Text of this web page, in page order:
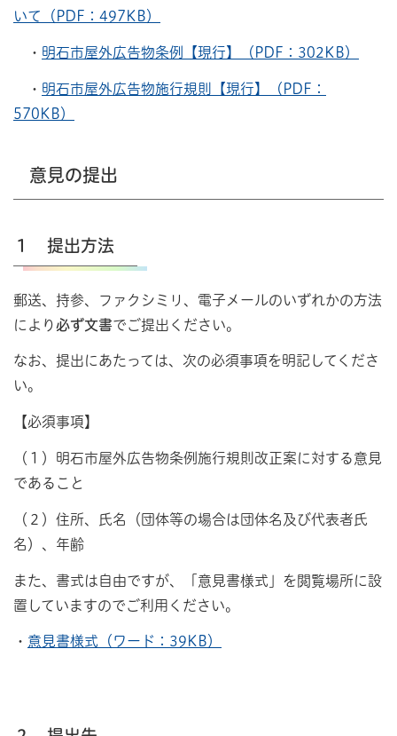
いて（PDF：497KB）
・ 明石市屋外広告物条例【現行】（PDF：302KB）
・ 明石市屋外広告物施行規則【現行】（PDF：
570KB）
意見の提出
１ 提出方法
郵送、持参、ファクシミリ、電子メールのいずれかの方法
により必ず文書でご提出ください。
なお、提出にあたっては、次の必須事項を明記してくださ
い。
【必須事項】
（１）明石市屋外広告物条例施行規則改正案に対する意見
であること
（２）住所、氏名（団体等の場合は団体名及び代表者氏
名）、年齢
また、書式は自由ですが、「意見書様式」を閲覧場所に設
置していますのでご利用ください。
・ 意見書様式（ワード：39KB）